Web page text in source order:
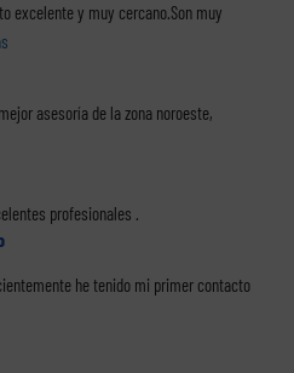
excelente y muy cercano.Son muy
asesoría de la zona noroeste,
profesionales .
he tenido mi primer contacto